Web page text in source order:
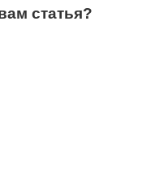
статья?